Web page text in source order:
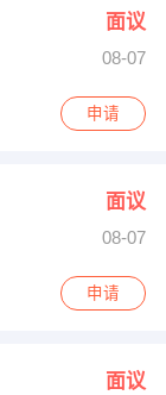
欠 ] 招聘信息
息
司 】 强势入驻
面议
08-07
申请
面议
08-07
国际406室申请
面议